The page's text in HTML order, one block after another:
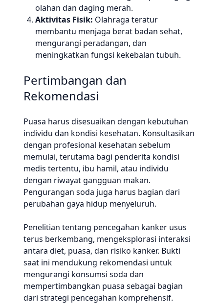
olahan dan daging merah.
Aktivitas Fisik: Olahraga teratur
membantu menjaga berat badan sehat,
mengurangi peradangan, dan
meningkatkan fungsi kekebalan tubuh.
Pertimbangan dan
Rekomendasi
Puasa harus disesuaikan dengan kebutuhan
individu dan kondisi kesehatan. Konsultasikan
dengan profesional kesehatan sebelum
memulai, terutama bagi penderita kondisi
medis tertentu, ibu hamil, atau individu
dengan riwayat gangguan makan.
Pengurangan soda juga harus bagian dari
perubahan gaya hidup menyeluruh.
Penelitian tentang pencegahan kanker usus
terus berkembang, mengeksplorasi interaksi
antara diet, puasa, dan risiko kanker. Bukti
saat ini mendukung rekomendasi untuk
mengurangi konsumsi soda dan
mempertimbangkan puasa sebagai bagian
dari strategi pencegahan komprehensif.